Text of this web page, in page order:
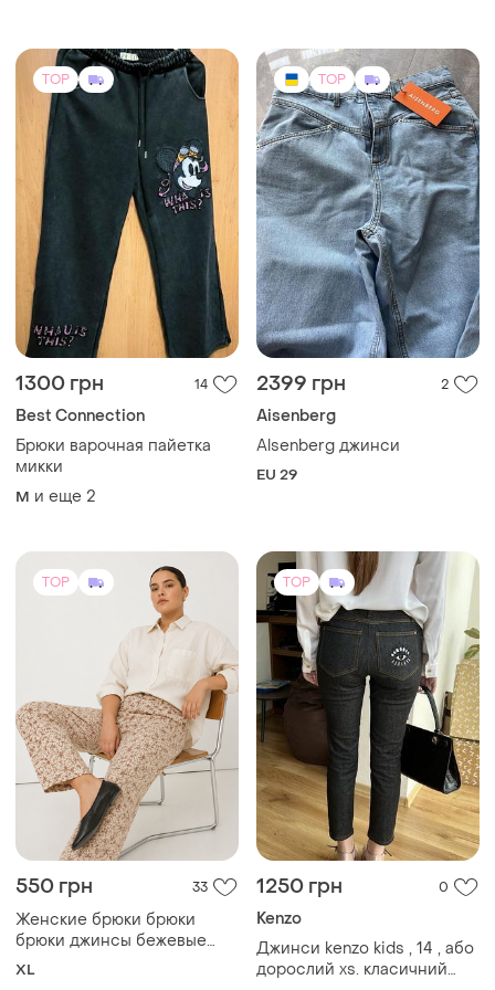
TOP
1300 грн 14
Best Connection
Брюки варочная пайетка
микки
M и еще 2
TOP
2399 грн 2
Aisenberg
Alsenberg джинси
EU 29
TOP
550 грн 33
Женские брюки брюки
брюки джинсы бежевые
принт
XL
TOP
1250 грн 0
Kenzo
Джинси kenzo kids , 14 , або
дорослий xs. класичний